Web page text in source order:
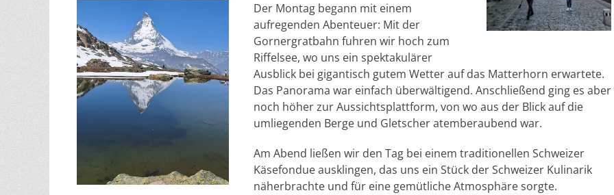
Der Montag begann mit einem
aufregenden Abenteuer: Mit der
Gornergratbahn fuhren wir hoch zum
Riffelsee, wo uns ein spektakulärer
Ausblick bei gigantisch gutem Wetter auf das Matterhorn erwartete.
Das Panorama war einfach überwältigend. Anschließend ging es aber
noch höher zur Aussichtsplattform, von wo aus der Blick auf die
umliegenden Berge und Gletscher atemberaubend war.
Am Abend ließen wir den Tag bei einem traditionellen Schweizer
Käsefondue ausklingen, das uns ein Stück der Schweizer Kulinarik
näherbrachte und für eine gemütliche Atmosphäre sorgte.